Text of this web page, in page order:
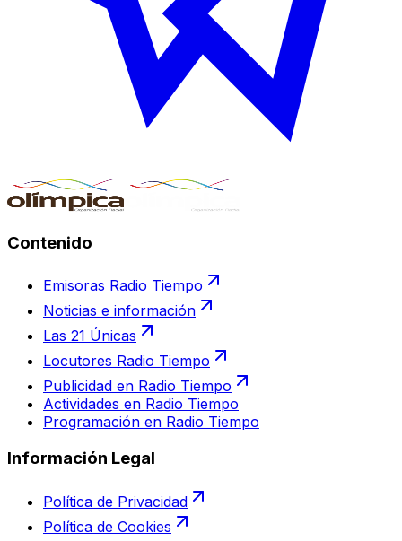
Contenido
Emisoras Radio Tiempo
Noticias e información
Las 21 Únicas
Locutores Radio Tiempo
Publicidad en Radio Tiempo
Actividades en Radio Tiempo
Programación en Radio Tiempo
Información Legal
Política de Privacidad
Política de Cookies